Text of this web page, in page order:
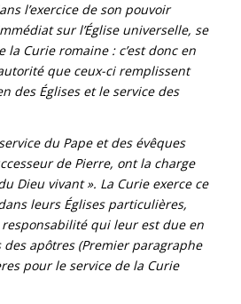
l’exercice de son pouvoir
sur l’Église universelle, se
la Curie romaine : c’est donc en
éque ceux-ci remplissent
des Églises et le service des
du Pape et des évêques
de Pierre, ont la charge
Dieu vivant ». La Curie exerce ce
leurs Églises particulières,
équi leur est due en
apôtres (Premier paragraphe
pour le service de la Curie